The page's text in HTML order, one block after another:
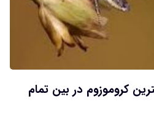
کروموزوم در بین تمام